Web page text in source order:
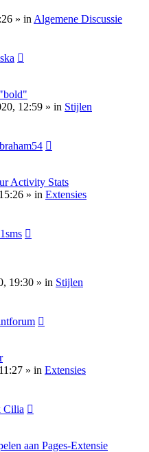
» inAlgemene Discussie
12:59 » in Stijlen
Activity Stats
» in Extensies
19:30 » in Stijlen
» in Extensies
Cilia
aan Pages-Extensie